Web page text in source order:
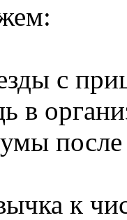
с
в
после
к